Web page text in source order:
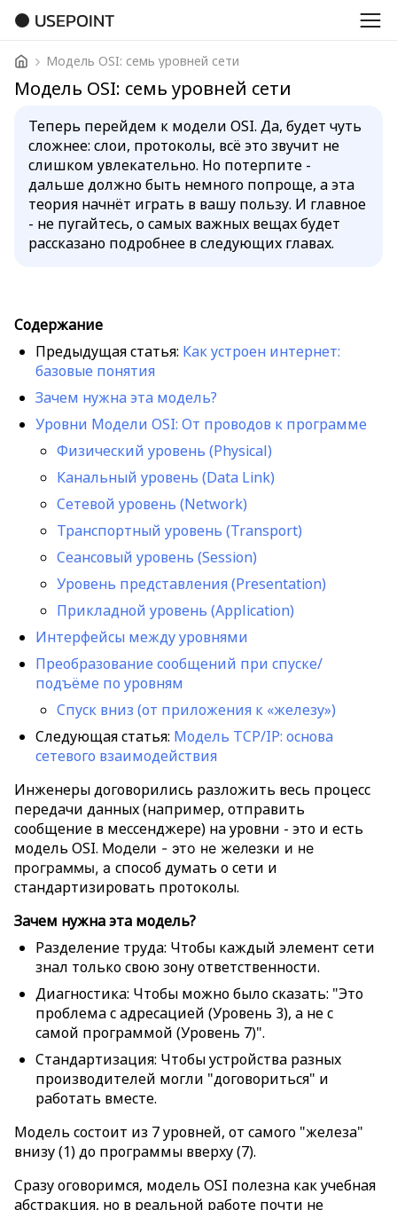
USEPOINT
Модель OSI: семь уровней сети
Модель OSI: семь уровней сети
Теперь перейдем к модели OSI. Да, будет чуть
сложнее: слои, протоколы, всё это звучит не
слишком увлекательно. Но потерпите -
дальше должно быть немного попроще, а эта
теория начнёт играть в вашу пользу. И главное
- не пугайтесь, о самых важных вещах будет
рассказано подробнее в следующих главах.
Содержание
Предыдущая статья: Как устроен интернет:
базовые понятия
Зачем нужна эта модель?
Уровни Модели OSI: От проводов к программе
Физический уровень (Physical)
Канальный уровень (Data Link)
Сетевой уровень (Network)
Транспортный уровень (Transport)
Сеансовый уровень (Session)
Уровень представления (Presentation)
Прикладной уровень (Application)
Интерфейсы между уровнями
Преобразование сообщений при спуске/
подъёме по уровням
Спуск вниз (от приложения к «железу»)
Следующая статья: Модель TCP/IP: основа
сетевого взаимодействия
Инженеры договорились разложить весь процесс
передачи данных (например, отправить
сообщение в мессенджере) на уровни - это и есть
модель OSI. Модели - это не железки и не
программы, а способ думать о сети и
стандартизировать протоколы.
Зачем нужна эта модель?
Разделение труда: Чтобы каждый элемент сети
знал только свою зону ответственности.
Диагностика: Чтобы можно было сказать: "Это
проблема с адресацией (Уровень 3), а не с
самой программой (Уровень 7)".
Стандартизация: Чтобы устройства разных
производителей могли "договориться" и
работать вместе.
Модель состоит из 7 уровней, от самого "железа"
внизу (1) до программы вверху (7).
Сразу оговоримся, модель OSI полезна как учебная
абстракция, но в реальной работе почти не